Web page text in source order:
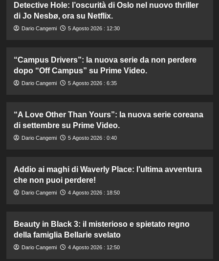
Detective Hole: l’oscurità di Oslo nel nuovo thriller
di Jo Nesbø, ora su Netflix.
Dario Cangemi 5 Agosto 2026 : 12:30
“Campus Drivers”: la nuova serie da non perdere
dopo “Off Campus” su Prime Video.
Dario Cangemi 5 Agosto 2026 : 6:35
“A Love Other Than Yours”: la nuova serie coreana
di settembre su Prime Video.
Dario Cangemi 5 Agosto 2026 : 0:40
Addio ai maghi di Waverly Place: l’ultima avventura
che non puoi perdere!
Dario Cangemi 4 Agosto 2026 : 18:50
Beauty in Black 3: il misterioso e spietato regno
della famiglia Bellarie svelato
Dario Cangemi 4 Agosto 2026 : 12:50